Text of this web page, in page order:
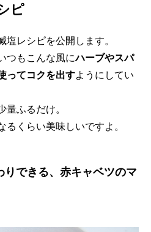
ピ
レシピを公開します。
つもこんな風にハーブやスパ
ってコクを出すようにしてい
ふるだけ。
くらい美味しいですよ。
りできる、赤キャベツのマ